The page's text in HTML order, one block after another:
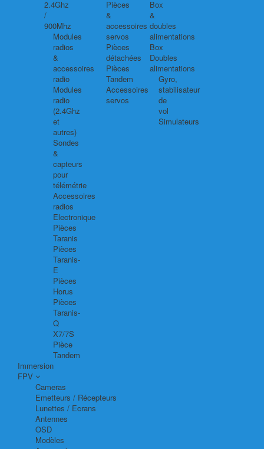
2.4Ghz
/
900Mhz
Modules
radios
&
accessoires
radio
Modules
radio
(2.4Ghz
et
autres)
Sondes
&
capteurs
pour
télémétrie
Accessoires
radios
Electronique
Pièces
Taranis
Pièces
Taranis-
E
Pièces
Horus
Pièces
Taranis-
Q
X7/7S
Pièce
Tandem
Pièces
&
accessoires
servos
Pièces
détachées
Pièces
Tandem
Accessoires
servos
Box
&
doubles
alimentations
Box
Doubles
alimentations
Gyro,
stabilisateur
de
vol
Simulateurs
Immersion
FPV
Cameras
Emetteurs / Récepteurs
Lunettes / Ecrans
Antennes
OSD
Modèles